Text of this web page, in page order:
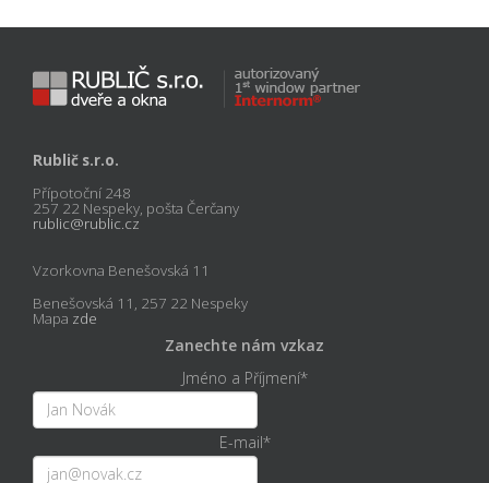
Rublič s.r.o.
Přípotoční 248
257 22 Nespeky, pošta Čerčany
rublic@rublic.cz
Vzorkovna Benešovská 11
Benešovská 11, 257 22 Nespeky
Mapa zde
Zanechte nám vzkaz
Jméno a Příjmení*
E-mail*